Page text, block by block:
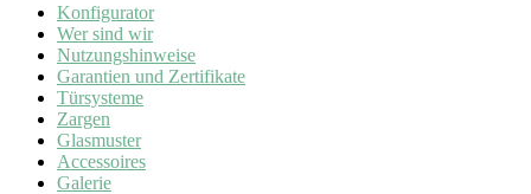
Konfigurator
Wer sind wir
Nutzungshinweise
Garantien und Zertifikate
Türsysteme
Zargen
Glasmuster
Accessoires
Galerie